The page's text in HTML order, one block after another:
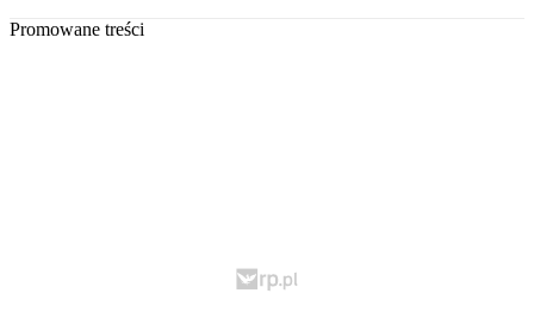
Promowane treści